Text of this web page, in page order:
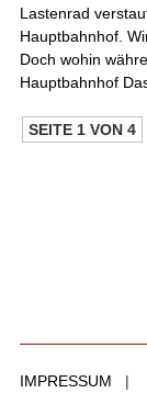
Lastenrad
Hauptbahnhof.
Doch wohin
Hauptbahnhof
SEITE 1 VON 4
IMPRESSUM |